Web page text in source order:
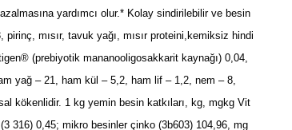
yardımcı olur.* Kolay sindirilebilir ve besin
mısır, tavuk yağı, mısır proteini,kemiksiz hindi
(prebiyotik mananooligosakkarit kaynağı) 0,04,
yağ – 21, ham kül – 5,2, ham lif – 1,2, nem – 8,
kökenlidir. 1 kg yemin besin katkıları, kg, mgkg Vit
316) 0,45; mikro besinler çinko (3b603) 104,96, mg